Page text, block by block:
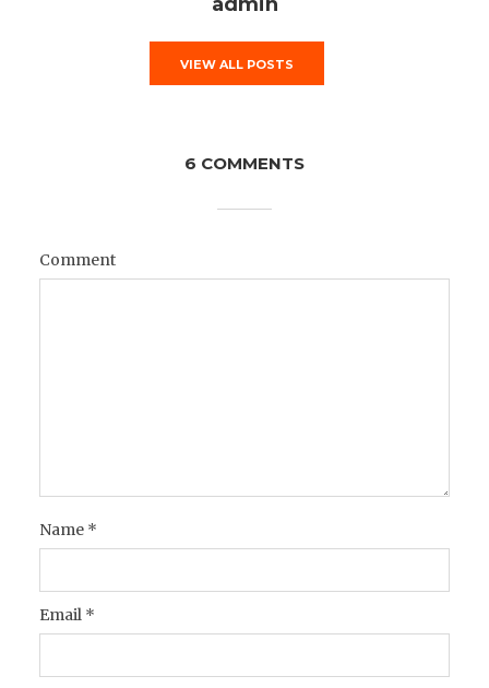
VIEW ALL POSTS
6 COMMENTS
Comment
Name *
Email *